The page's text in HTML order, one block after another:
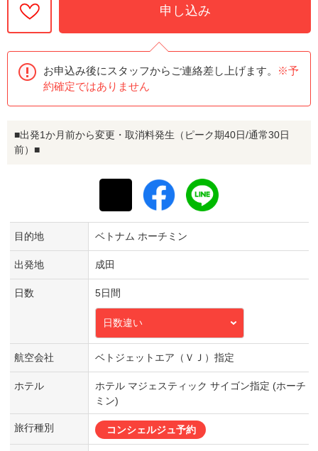
申し込み
お申込み後にスタッフからご連絡差し上げます。
※予
約確定ではありません
■出発1か月前から変更・取消料発生（ピーク期40日/通常30日
前）■
目的地 ベトナム ホーチミン
出発地 成田
日数 5日間
日数違い
航空会社 ベトジェットエア（ＶＪ）指定
ホテル
ホテル マジェスティック サイゴン指定 (ホーチ
ミン)
旅行種別 コンシェルジュ予約